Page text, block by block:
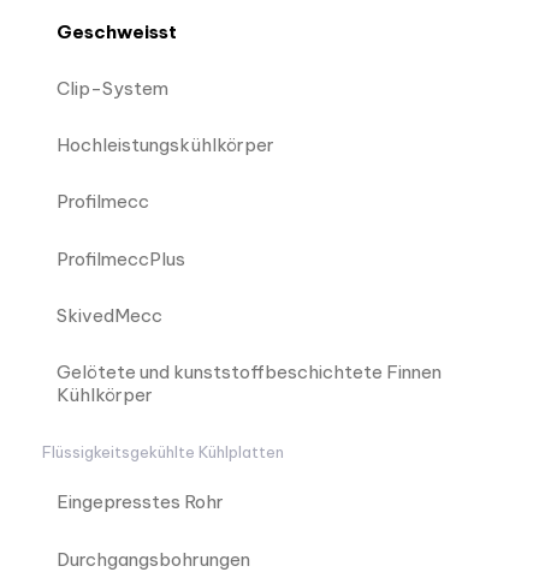
Geschweisst
Clip-System
Hochleistungskühlkörper
Profilmecc
ProfilmeccPlus
SkivedMecc
Gelötete und kunststoffbeschichtete Finnen
Kühlkörper
Flüssigkeitsgekühlte Kühlplatten
Eingepresstes Rohr
Durchgangsbohrungen